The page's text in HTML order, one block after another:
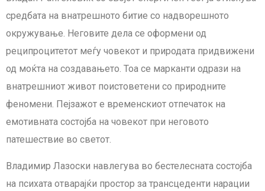
средбата на внатрешното битие со надворешното
окружување. Неговите дела се оформени од
реципроцитетот меѓу човекот и природата придвижени
од моќта на создавањето. Тоа се марканти одрази на
внатрешниот живот поистоветeни со природните
феномени. Пејзажот е временскиот отпечаток на
емотивната состојба на човекот при неговото
патешествие во светот.
Владимир Лазоски навлегува во бестелесната состојба
на психата отварајќи простор за трансцеденти нарации